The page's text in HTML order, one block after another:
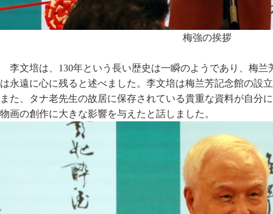
梅強の挨拶
李文培は、130年という長い歴史は一瞬のようであり、梅
は永遠に心に残ると述べました。李文培は梅兰芳記念館の設
また、タナ老先生の故居に保存されている貴重な資料が自分
物画の創作に大きな影響を与えたと話しました。